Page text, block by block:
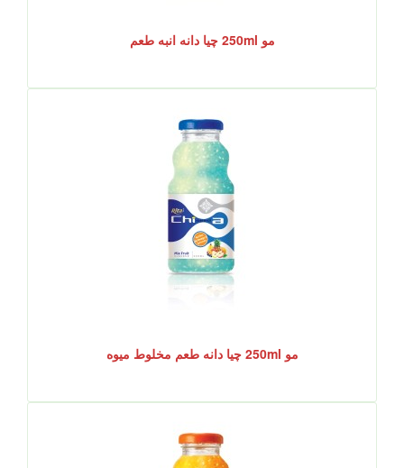
مو 250ml چیا دانه انبه طعم
مو 250ml چیا دانه طعم مخلوط میوه